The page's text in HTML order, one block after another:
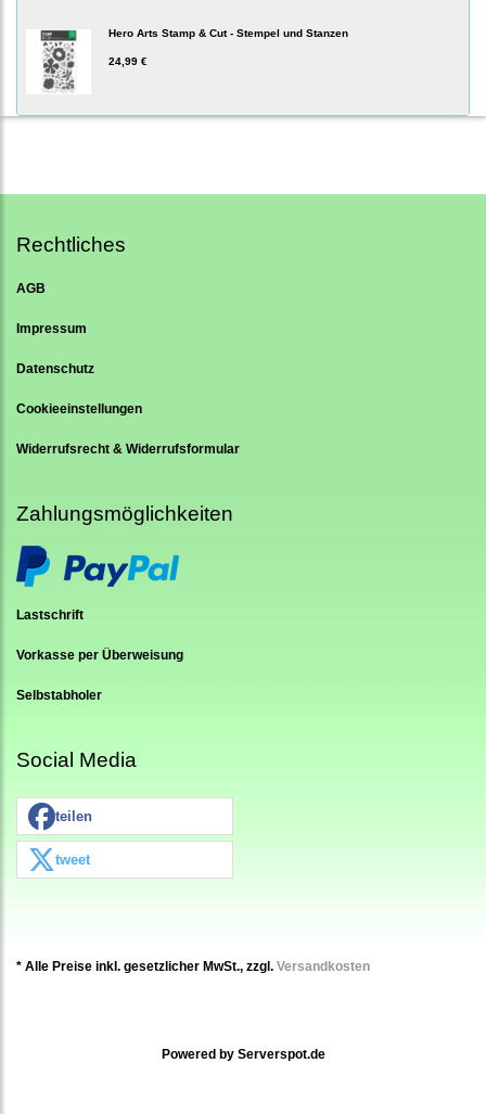
Hero Arts Stamp & Cut - Stempel und Stanzen
24,99 €
Rechtliches
AGB
Impressum
Datenschutz
Cookieeinstellungen
Widerrufsrecht & Widerrufsformular
Zahlungsmöglichkeiten
Lastschrift
Vorkasse per Überweisung
Selbstabholer
Social Media
teilen
tweet
* Alle Preise inkl. gesetzlicher MwSt., zzgl. Versandkosten
Powered by Serverspot.de